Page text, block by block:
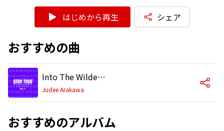
はじめから再生 シェア
おすすめの曲
Into The Wilderness
Judee Arakawa
おすすめのアルバム